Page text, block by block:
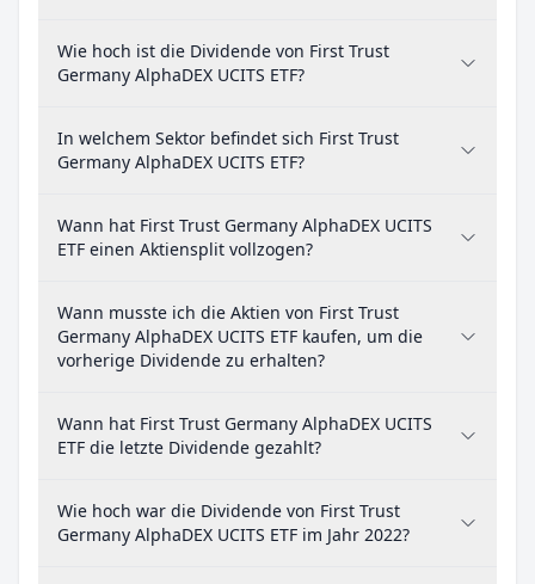
Wie hoch ist die Dividende von First Trust
Germany AlphaDEX UCITS ETF?
In welchem Sektor befindet sich First Trust
Germany AlphaDEX UCITS ETF?
Wann hat First Trust Germany AlphaDEX UCITS
ETF einen Aktiensplit vollzogen?
Wann musste ich die Aktien von First Trust
Germany AlphaDEX UCITS ETF kaufen, um die
vorherige Dividende zu erhalten?
Wann hat First Trust Germany AlphaDEX UCITS
ETF die letzte Dividende gezahlt?
Wie hoch war die Dividende von First Trust
Germany AlphaDEX UCITS ETF im Jahr 2022?